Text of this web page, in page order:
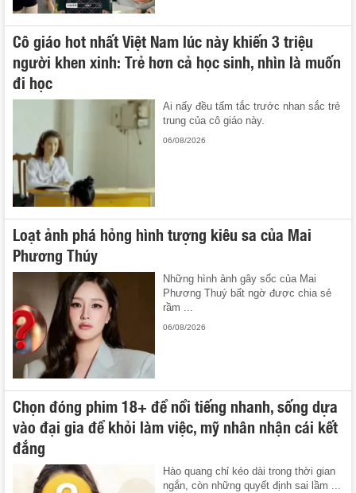
Cô giáo hot nhất Việt Nam lúc này khiến 3 triệu
người khen xinh: Trẻ hơn cả học sinh, nhìn là muốn
đi học
Ai nấy đều tấm tắc trước nhan sắc trẻ
trung của cô giáo này.
06/08/2026
Loạt ảnh phá hỏng hình tượng kiêu sa của Mai
Phương Thúy
Những hình ảnh gây sốc của Mai
Phương Thuý bất ngờ được chia sẻ
rầm ...
06/08/2026
Chọn đóng phim 18+ để nổi tiếng nhanh, sống dựa
vào đại gia để khỏi làm việc, mỹ nhân nhận cái kết
đắng
Hào quang chỉ kéo dài trong thời gian
ngắn, còn những quyết định sai lầm ...